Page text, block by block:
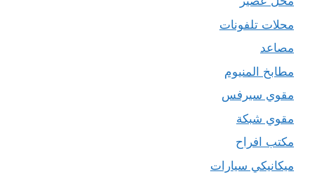
محلات تلفونات
مصاعد
مطابخ المنيوم
مقوي سيرفس
مقوي شبكة
مكتب افراح
ميكانيكي سيارات